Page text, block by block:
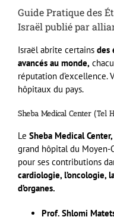
Guide Pratique des
Israël publié par
Israël abrite certains des
avancés au monde,
réputation d’excellence.
hôpitaux du pays.
Sheba Medical Center (Tel
Le Sheba Medical Center,
grand hôpital du Moyen-
pour ses contributions
cardiologie, l’oncologie,
d’organes.
Prof. Shlomi